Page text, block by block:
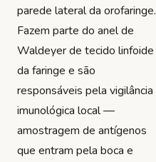
parede lateral da orofaringe.
Fazem parte do anel de
Waldeyer de tecido linfoide
da faringe e são
responsáveis pela vigilância
imunológica local —
amostragem de antígenos
que entram pela boca e